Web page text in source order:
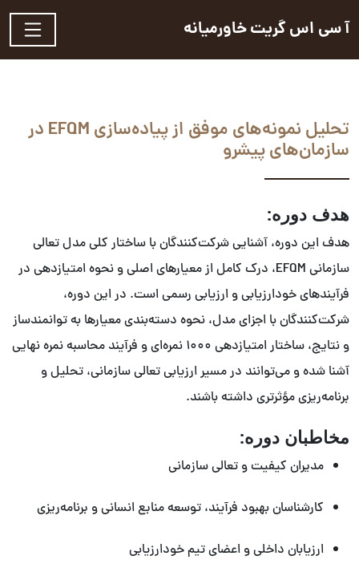
آ سی اس گریت خاورمیانه
تحلیل نمونه‌های موفق از پیاده‌سازی EFQM در
سازمان‌های پیشرو
هدف دوره:
هدف این دوره، آشنایی شرکت‌کنندگان با ساختار کلی مدل تعالی
سازمانی EFQM، درک کامل از معیارهای اصلی و نحوه امتیازدهی در
فرآیندهای خودارزیابی و ارزیابی رسمی است. در این دوره،
شرکت‌کنندگان با اجزای مدل، نحوه دسته‌بندی معیارها به توانمندساز
و نتایج، ساختار امتیازدهی ۱۰۰۰ نمره‌ای و فرآیند محاسبه نمره نهایی
آشنا شده و می‌توانند در مسیر ارزیابی تعالی سازمانی، تحلیل و
برنامه‌ریزی مؤثرتری داشته باشند.
مخاطبان دوره:
مدیران کیفیت و تعالی سازمانی
کارشناسان بهبود فرآیند، توسعه منابع انسانی و برنامه‌ریزی
ارزیابان داخلی و اعضای تیم خودارزیابی